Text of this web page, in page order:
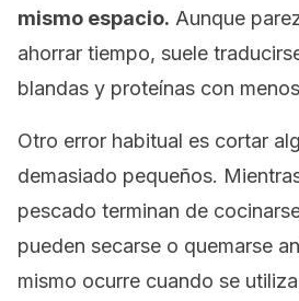
mismo espacio. Aunque
ahorrar tiempo, suele
blandas y proteínas con
Otro error habitual es cortar
demasiado pequeños.
pescado terminan de
pueden secarse o quemarse
mismo ocurre cuando se